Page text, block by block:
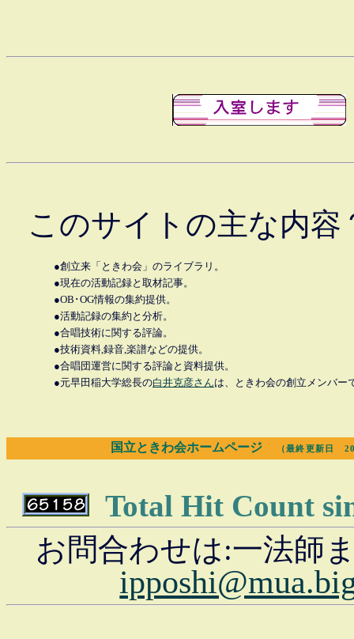
このサイトの主な内容
●創立来「ときわ会」のライブラリ。
●現在の活動記録と取材記事。
●OB･OG情報の集約提供。
●活動記録の集約と分析。
●合唱技術に関する評論。
●技術資料,録音,楽譜などの提供。
●合唱団運営に関する評論と資料提供。
●元早田稲大学総長の白井克彦さんは、ときわ会の創立メンバー
国立ときわ会ホームページ （最終更新日
Total Hit Count
お問合わせは:一法師